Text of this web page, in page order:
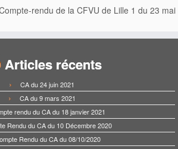
rendu de la CFVU de Lille 1 du 23 mai
Articles récents
CA du 24 juin 2021
CA du 9 mars 2021
rendu du CA du 18 janvier 2021
Rendu du CA du 10 Décembre 2020
Rendu du CA du 08/10/2020